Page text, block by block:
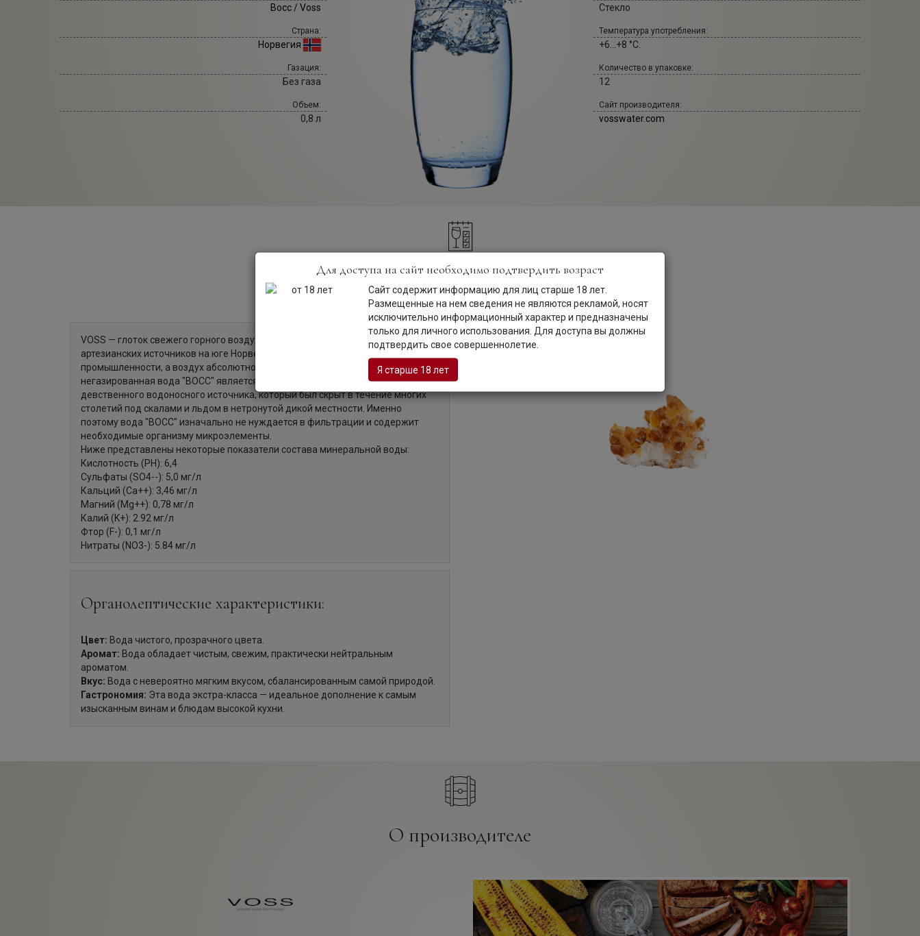
Восс / Voss
Страна:
Норвегия
Газация:
Без газа
Объем:
0,8 л
Стекло
Температура употребления:
+6...+8 °С.
Количество в упаковке:
12
Сайт производителя:
vosswater.com
Описание
VOSS — глоток свежего горного воздуха в городской суете. Рожденная из
артезианских источников на юге Норвегии, где и в помине не было
промышленности, а воздух абсолютно лишен загрязнений, минеральная
негазированная вода "ВОСС" является чистейшей из вод. Ее получают из
девственного водоносного источника, который был скрыт в течение многих
столетий под скалами и льдом в нетронутой дикой местности. Именно
поэтому вода "ВОСС" изначально не нуждается в фильтрации и содержит
необходимые организму микроэлементы.
Ниже представлены некоторые показатели состава минеральной воды:
Кислотность (PH): 6,4
Сульфаты (SO4--): 5,0 мг/л
Кальций (Ca++): 3,46 мг/л
Магний (Mg++): 0,78 мг/л
Калий (K+): 2.92 мг/л
Фтор (F-): 0,1 мг/л
Нитраты (NO3-): 5.84 мг/л
Органолептические характеристики:
Цвет: Вода чистого, прозрачного цвета.
Аромат: Вода обладает чистым, свежим, практически нейтральным
ароматом.
Вкус: Вода с невероятно мягким вкусом, сбалансированным самой природой.
Гастрономия: Эта вода экстра-класса — идеальное дополнение к самым
изысканным винам и блюдам высокой кухни.
О производителе
Для доступа на сайт необходимо подтвердить возраст
Сайт содержит информацию для лиц старше 18 лет.
Размещенные на нем сведения не являются рекламой, носят
исключительно информационный характер и предназначены
только для личного использования. Для доступа вы должны
подтвердить свое совершеннолетие.
Я старше 18 лет